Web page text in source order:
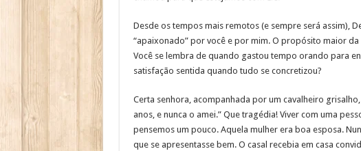
Desde os tempos mais remotos (e sempre será assim),
“apaixonado” por você e por mim. O propósito maior
Você se lembra de quando gastou tempo orando para
satisfação sentida quando tudo se concretizou?
Certa senhora, acompanhada por um cavalheiro
anos, e nunca o amei.” Que tragédia! Viver com uma
pensemos um pouco. Aquela mulher era boa esposa.
que se apresentasse bem. O casal recebia em casa